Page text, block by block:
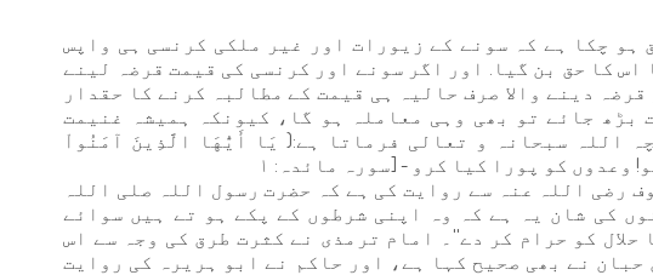
ہو چکا ہے کہ سونے کے زیورات اور غیر ملکی کرنسی ہی واپس
اس کا حق بن گیا. اور اگر سونے اور کرنسی کی قیمت قرضہ لینے
دینے والا صرف حالیہ ہی قیمت کے مطالبہ کرنے کا حقدار
بڑھ جائے تو بھی وہی معاملہ ہو گا، کیونکہ ہمیشہ غنیمت
اللہ سبحانہ و تعالی فرماتا ہے:( يَا أَيُّهَا الَّذِينَ آمَنُواْ
وعدوں کو پورا کیا کرو - [سورہ مائدہ: ١
رضی اللہ عنہ سے روایت کی ہے کہ حضرت رسول اللہ صلی اللہ
کی شان یہ ہے کہ وہ اپنی شرطوں کے پکے ہو تے ہیں سوائے
حلال کو حرام کر دے''۔ امام ترمذی نے کثرت طرق کی وجہ سے اس
حبان نے بھی صحیح کہا ہے، اور حاکم نے ابو ہریرہ کی روایت